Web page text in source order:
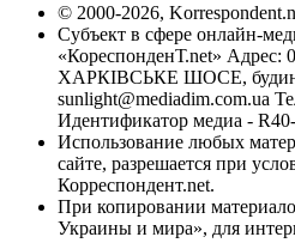
© 2000-2026,
Субъект в сфере онлайн-
«КореспонденТ.net» Адрес:
ХАРКІВСЬКЕ ШОСЕ,
sunlight@mediadim.com.ua
Идентификатор медиа -
Использование любых
сайте, разрешается при
Корреспондент.net.
При копировании
Украины и мира», для